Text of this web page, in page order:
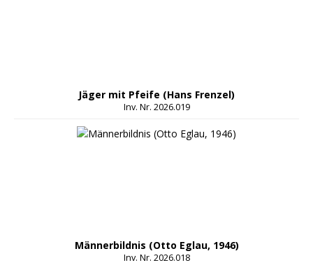
Jäger mit Pfeife (Hans Frenzel)
Inv. Nr. 2026.019
Männerbildnis (Otto Eglau, 1946)
Inv. Nr. 2026.018